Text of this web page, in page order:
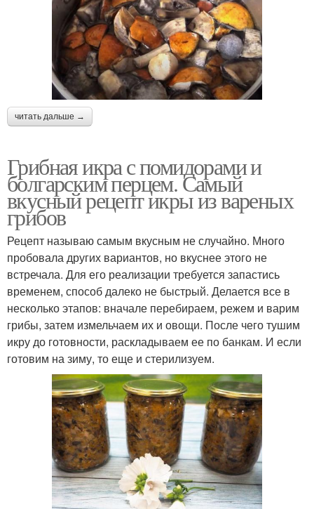
читать дальше →
Грибная икра с помидорами и
болгарским перцем. Самый
вкусный рецепт икры из вареных
грибов
Рецепт называю самым вкусным не случайно. Много
пробовала других вариантов, но вкуснее этого не
встречала. Для его реализации требуется запастись
временем, способ далеко не быстрый. Делается все в
несколько этапов: вначале перебираем, режем и варим
грибы, затем измельчаем их и овощи. После чего тушим
икру до готовности, раскладываем ее по банкам. И если
готовим на зиму, то еще и стерилизуем.